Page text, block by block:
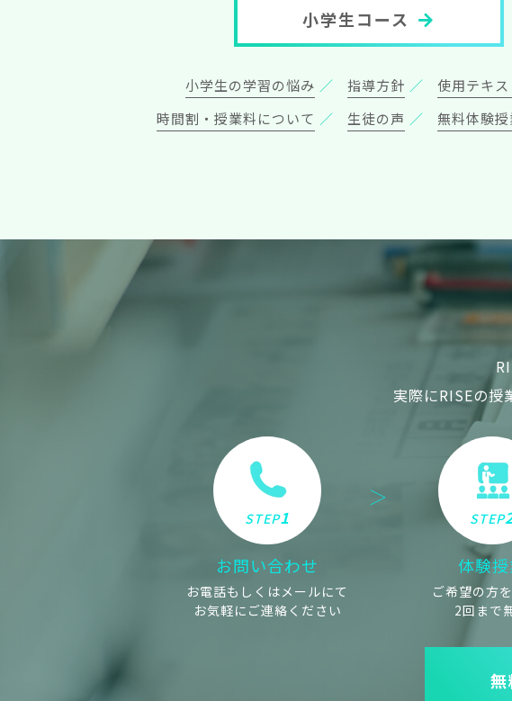
小学生コース
小学生の学習の悩み 指導方針
使用テキス
時間割・授業料について
生徒の声 無料体験
実際にRISEの授
STEP1
お問い合わせ
お電話もしくはメールにて
お気軽にご連絡ください
STEP
体験
ご希望の方
2回まで